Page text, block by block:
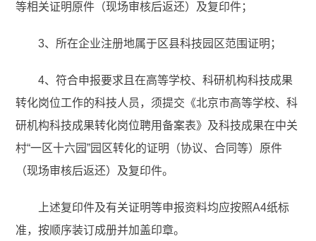
等相关证明原件（现场审核后返还）及复印件；
3、所在企业注册地属于区县科技园区范围证明；
4、符合申报要求且在高等学校、科研机构科技成果
转化岗位工作的科技人员，须提交《北京市高等学校、科
研机构科技成果转化岗位聘用备案表》及科技成果在中关
村“一区十六园”园区转化的证明（协议、合同等）原件
（现场审核后返还）及复印件。
上述复印件及有关证明等申报资料均应按照A4纸标
准，按顺序装订成册并加盖印章。